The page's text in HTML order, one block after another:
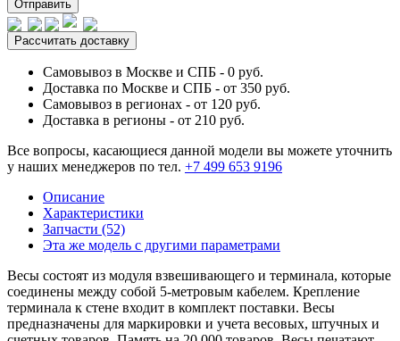
Отправить
Рассчитать доставку
Самовывоз в Москве и СПБ - 0 руб.
Доставка по Москве и СПБ - от 350 руб.
Самовывоз в регионах - от 120 руб.
Доставка в регионы - от 210 руб.
Все вопросы, касающиеся данной модели вы можете уточнить
у наших менеджеров по тел. +7 499 653 9196
Описание
Характеристики
Запчасти (52)
Эта же модель с другими параметрами
Весы состоят из модуля взвешивающего и терминала, которые
соединены между собой 5-метровым кабелем. Крепление
терминала к стене входит в комплект поставки. Весы
предназначены для маркировки и учета весовых, штучных и